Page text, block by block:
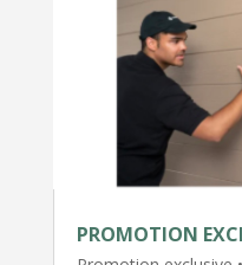
PROMOTION